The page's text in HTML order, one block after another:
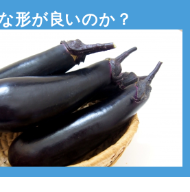
形が良いのか？